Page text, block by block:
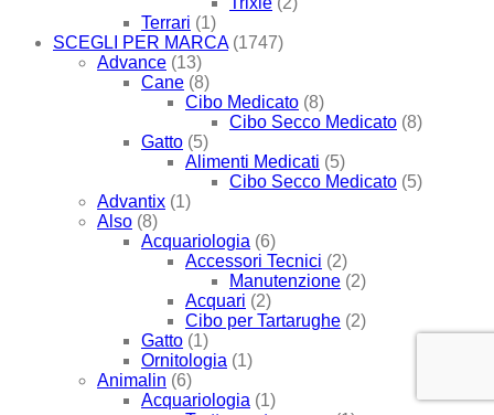
Terrari (1)
SCEGLI PER MARCA (1747)
Advance (13)
Cane (8)
Cibo Medicato (8)
Cibo Secco Medicato (8)
Gatto (5)
Alimenti Medicati (5)
Cibo Secco Medicato (5)
Advantix (1)
Also (8)
Acquariologia (6)
Accessori Tecnici (2)
Manutenzione (2)
Acquari (2)
Cibo per Tartarughe (2)
Gatto (1)
Ornitologia (1)
Animalin (6)
Acquariologia (1)